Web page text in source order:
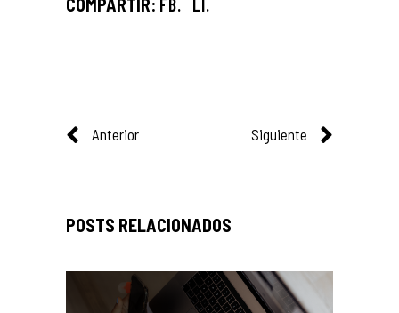
FB. LI.
Anterior Siguiente